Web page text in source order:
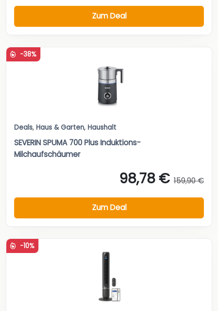
Zum Deal
-38%
Deals, Haus & Garten, Haushalt
SEVERIN SPUMA 700 Plus Induktions-
Milchaufschäumer
98,78 € 159,90 €
Zum Deal
-10%